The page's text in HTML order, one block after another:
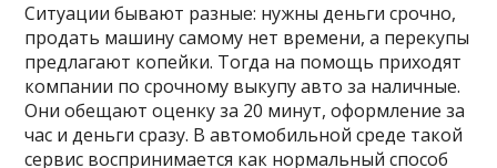
Ситуации бывают разные: нужны деньги срочно,
продать машину самому нет времени, а перекупы
предлагают копейки. Тогда на помощь приходят
компании по срочному выкупу авто за наличные.
Они обещают оценку за 20 минут, оформление за
час и деньги сразу. В автомобильной среде такой
сервис воспринимается как нормальный способ